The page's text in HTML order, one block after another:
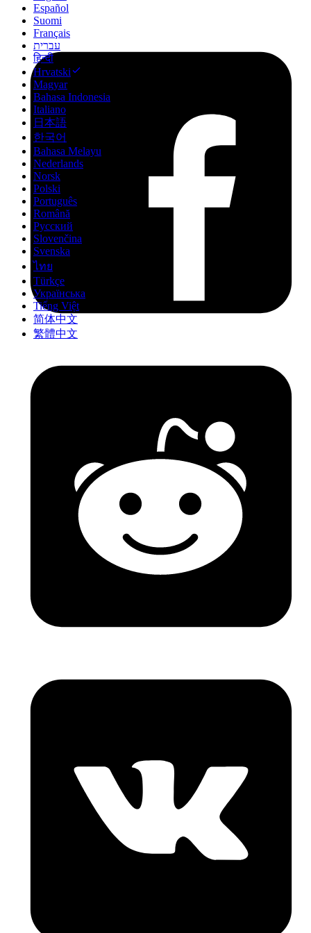
Español
Suomi
Français
עברית
हिन्दी
Hrvatski
Magyar
Bahasa Indonesia
Italiano
日本語
한국어
Bahasa Melayu
Nederlands
Norsk
Polski
Português
Română
Русский
Slovenčina
Svenska
ไทย
Türkçe
Українська
Tiếng Việt
简体中文
繁體中文